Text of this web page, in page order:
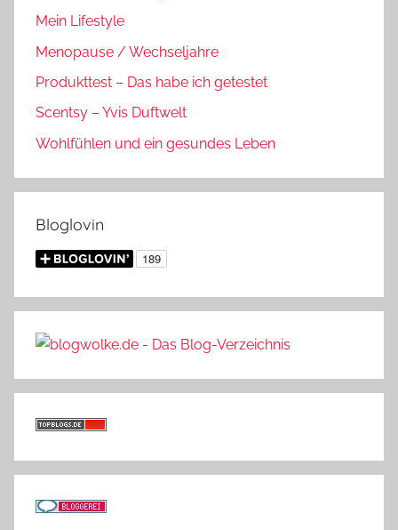
Mein Lifestyle
Menopause / Wechseljahre
Produkttest – Das habe ich getestet
Scentsy – Yvis Duftwelt
Wohlfühlen und ein gesundes Leben
Bloglovin